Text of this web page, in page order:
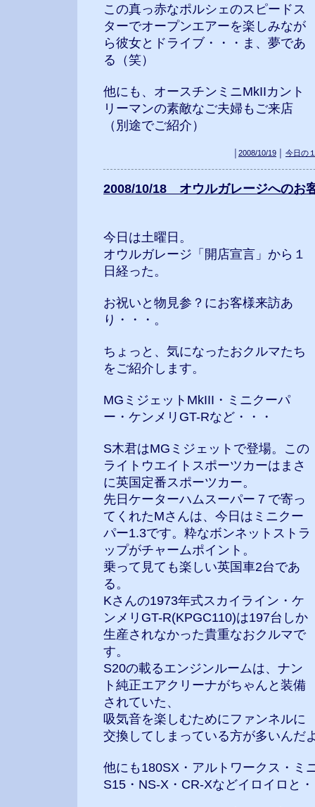
この真っ赤なポルシェのスピードス
ターでオープンエアーを楽しみなが
ら彼女とドライブ・・・ま、夢であ
る（笑）
他にも、オースチンミニMkIIカント
リーマンの素敵なご夫婦もご来店
（別途でご紹介）
2008/10/19 今日の
2008/10/18 オウルガレージへの
今日は土曜日。
オウルガレージ「開店宣言」から１
日経った。
お祝いと物見参？にお客様来訪あ
り・・・。
ちょっと、気になったおクルマたち
をご紹介します。
MGミジェットMkIII・ミニクーパ
ー・ケンメリGT-Rなど・・・
S木君はMGミジェットで登場。この
ライトウエイトスポーツカーはまさ
に英国定番スポーツカー。
先日ケーターハムスーパー７で寄っ
てくれたMさんは、今日はミニクー
パー1.3です。粋なボンネットストラ
ップがチャームポイント。
乗って見ても楽しい英国車2台であ
る。
Kさんの1973年式スカイライン・ケ
ンメリGT-R(KPGC110)は197台しか
生産されなかった貴重なおクルマで
す。
S20の載るエンジンルームは、ナン
ト純正エアクリーナがちゃんと装備
されていた、
吸気音を楽しむためにファンネルに
交換してしまっている方が多いんだ
他にも180SX・アルトワークス・ミ
S15・NS-X・CR-Xなどイロイロと